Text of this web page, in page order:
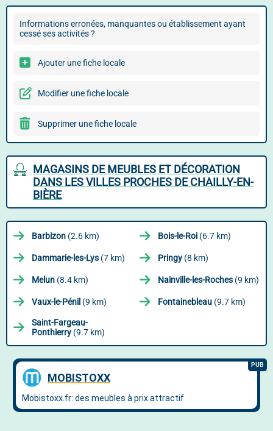
Informations erronées, manquantes ou établissement ayant
cessé ses activités ?
Ajouter une fiche locale
Modifier une fiche locale
Supprimer une fiche locale
MAGASINS DE MEUBLES ET DÉCORATION
DANS LES VILLES PROCHES DE CHAILLY-EN-
BIÈRE
Barbizon (2.6 km) Bois-le-Roi (6.7 km)
Dammarie-les-Lys (7 km) Pringy (8 km)
Melun (8.4 km) Nainville-les-Roches (9 km)
Vaux-le-Pénil (9 km) Fontainebleau (9.7 km)
Saint-Fargeau-
Ponthierry (9.7 km)